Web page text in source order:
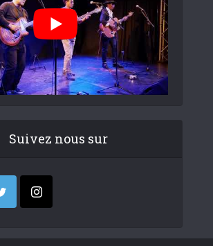
Suivez nous sur